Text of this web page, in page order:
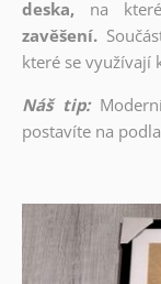
deska, na
zavěšení.
které se využívají
Náš tip:
postavíte na